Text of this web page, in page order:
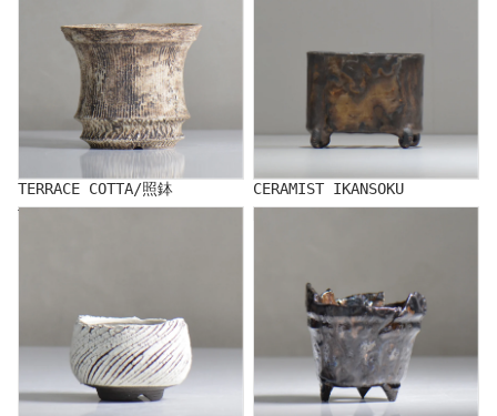
TERRACE COTTA/照鉢
CERAMIST IKANSOKU
TOUBOU_KIBI/Toubou Kibi